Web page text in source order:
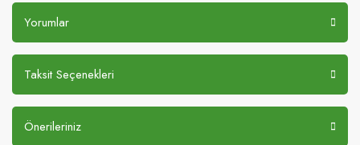
Yorumlar
Taksit Seçenekleri
Önerileriniz